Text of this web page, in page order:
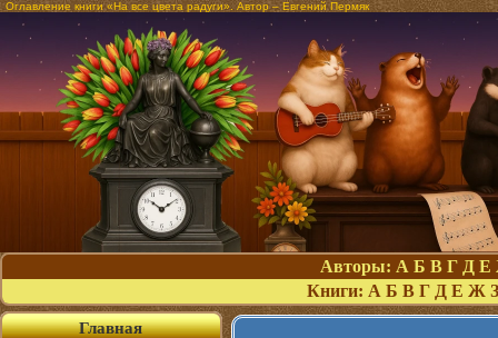
Оглавление книги «На все цвета радуги». Автор – Евгений Пермяк
Авторы: А Б В Г Д Е
Книги: А Б В Г Д Е Ж З
Главная